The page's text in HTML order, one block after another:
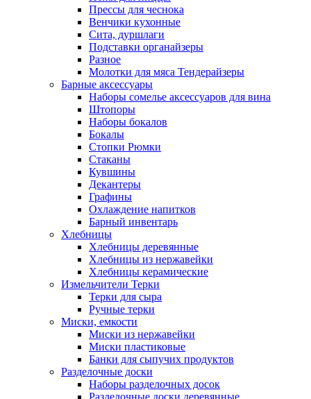
Прессы для чеснока
Венчики кухонные
Сита, дуршлаги
Подставки органайзеры
Разное
Молотки для мяса Тендерайзеры
Барные аксессуары
Наборы сомелье аксессуаров для вина
Штопоры
Наборы бокалов
Бокалы
Стопки Рюмки
Стаканы
Кувшины
Декантеры
Графины
Охлаждение напитков
Барный инвентарь
Хлебницы
Хлебницы деревянные
Хлебницы из нержавейки
Хлебницы керамические
Измельчители Терки
Терки для сыра
Ручные терки
Миски, емкости
Миски из нержавейки
Миски пластиковые
Банки для сыпучих продуктов
Разделочные доски
Наборы разделочных досок
Разделочные доски деревянные